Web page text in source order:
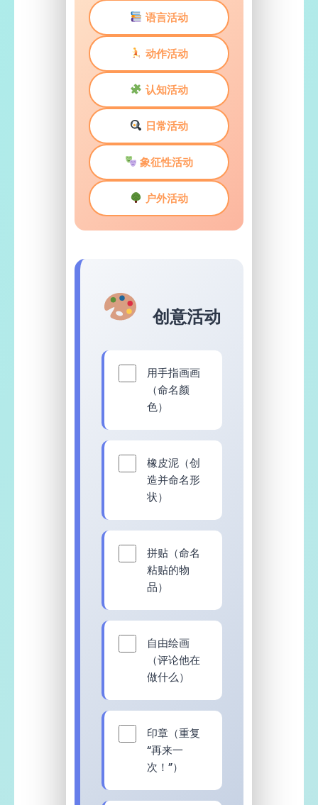
语言活动
动作活动
认知活动
日常活动
象征性活动
户外活动
创意活动
用手指画画
（命名颜
色）
橡皮泥（创
造并命名形
状）
拼贴（命名
粘贴的物
品）
自由绘画
（评论他在
做什么）
印章（重复
“再来一
次！”）